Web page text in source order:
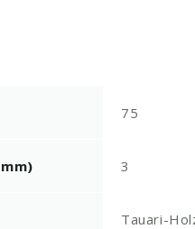
75
3
Tauari-